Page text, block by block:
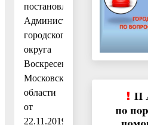
постановлением
Администрации
городского
округа
Воскресенск
Московской
области
от
22.11.2019